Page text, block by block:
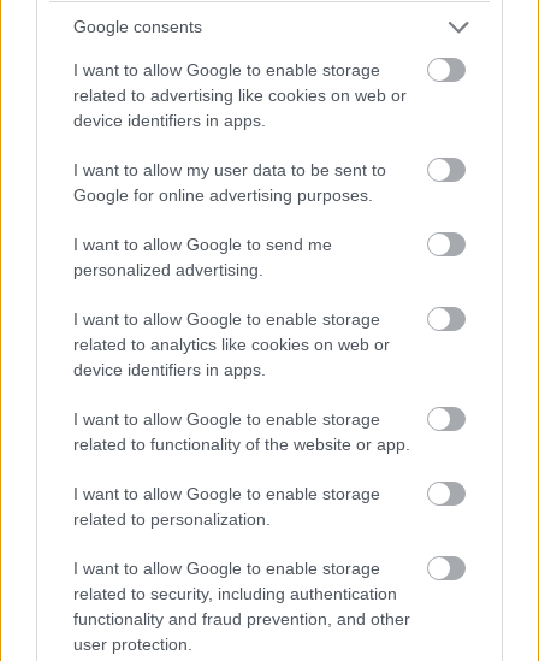
Google consents
I want to allow Google to enable storage
related to advertising like cookies on web or
device identifiers in apps.
I want to allow my user data to be sent to
Google for online advertising purposes.
I want to allow Google to send me
personalized advertising.
I want to allow Google to enable storage
related to analytics like cookies on web or
device identifiers in apps.
I want to allow Google to enable storage
related to functionality of the website or app.
I want to allow Google to enable storage
related to personalization.
I want to allow Google to enable storage
related to security, including authentication
functionality and fraud prevention, and other
user protection.
περισσότερα, θα βελτιώνομαι κάθε μέρα και θα
βοηθήσω την ομάδα να πετύχει».
Για το τι πρέπει να περιμένουν οι φίλαθλοι του
«Έχω δύο χρόνια εμπειρίας στην EuroLeague με τη
Βίρτους Μπολόνια και, ειλικρινά, ήταν δύο
υπέροχα χρόνια τόσο για εμένα όσο και για την
ομάδα. Έμαθα πολλά κατά τη διάρκεια αυτής της
περιόδου και πιστεύω ότι αυτές οι εμπειρίες με
βοήθησαν να εξελιχθώ ως παίκτης.